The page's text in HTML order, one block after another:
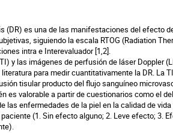
(DR) es una de las manifestaciones del efecto
siguiendo la escala RTOG (Radiation
intra e Interevaluador [1,2].
y las imágenes de perfusión de láser Doppler
para medir cuantitativamente la DR. La
tisular producto del flujo sanguíneo
es valorable a partir de cuestionarios como el
las enfermedades de la piel en la calidad de
(1. Sin efecto alguno; 2. Leve efecto; 3.